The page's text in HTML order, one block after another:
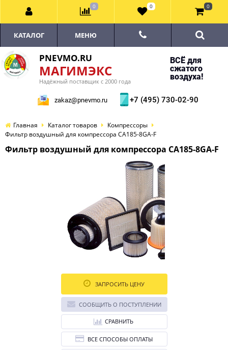
PNEVMO.RU
МАГИМЭКС
Надёжный поставщик с 2000 года
ВСЁ для
сжатого
воздуха!
zakaz@pnevmo.ru +7 (495) 730-02-90
КАТАЛОГ МЕНЮ
Главная Каталог товаров
Компрессоры
Фильтр воздушный для компрессора CA185-8GA-F
Фильтр воздушный для компрессора CA185-8GA-F
ЗАПРОСИТЬ ЦЕНУ
СООБЩИТЬ О ПОСТУПЛЕНИИ
СРАВНИТЬ
ВСЕ СПОСОБЫ ОПЛАТЫ
0 0 0